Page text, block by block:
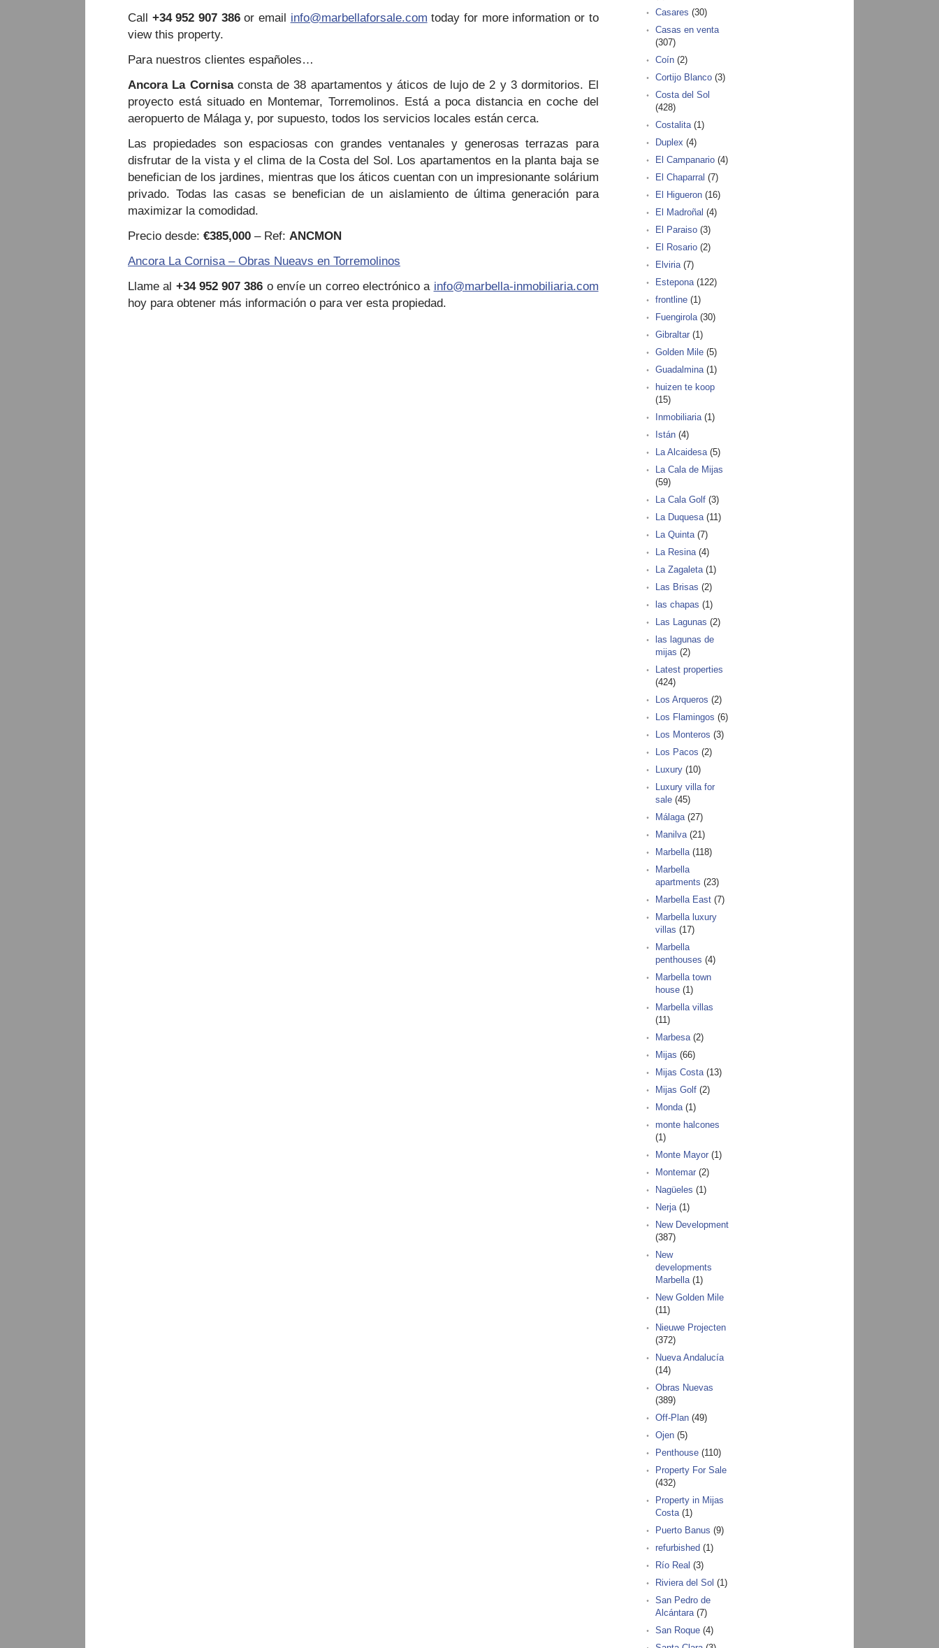
Call +34 952 907 386or email info@marbellaforsale.com today for more information or to
view this property.
Para nuestros clientes españoles…
Ancora La Cornisaconsta de 38 apartamentos y áticos de lujo de 2 y 3 dormitorios. El
proyecto está situado en Montemar, Torremolinos. Está a poca distancia en coche del
aeropuerto de Málaga y, por supuesto, todos los servicios locales están cerca.
Las propiedades son espaciosas con grandes ventanales y generosas terrazas para
disfrutar de la vista y el clima de la Costa del Sol. Los apartamentos en la planta baja se
benefician de los jardines, mientras que los áticos cuentan con un impresionante solárium
privado. Todas las casas se benefician de un aislamiento de última generación para
maximizar la comodidad.
Precio desde: €385,000 – Ref: ANCMON
Ancora La Cornisa – Obras Nueavs en Torremolinos
Llame al +34 952 907 386 o envíe un correo electrónico a info@marbella-inmobiliaria.com
hoy para obtener más información o para ver esta propiedad.
Casares (30)
Casas en venta
(307)
Coín(2)
Cortijo Blanco(3)
Costa del Sol
(428)
Costalita(1)
Duplex (4)
El Campanario(4)
El Chaparral (7)
El Higueron(16)
El Madroñal (4)
El Paraiso(3)
El Rosario(2)
Elviria(7)
Estepona(122)
frontline(1)
Fuengirola(30)
Gibraltar(1)
Golden Mile(5)
Guadalmina(1)
huizen te koop
(15)
Inmobiliaria(1)
Istán(4)
La Alcaidesa(5)
La Cala de Mijas
(59)
La Cala Golf(3)
La Duquesa(11)
La Quinta(7)
La Resina(4)
La Zagaleta(1)
Las Brisas (2)
las chapas (1)
Las Lagunas (2)
las lagunas de
mijas (2)
Latest properties
(424)
Los Arqueros (2)
Los Flamingos (6)
Los Monteros (3)
Los Pacos (2)
Luxury(10)
Luxury villa for
sale(45)
Málaga(27)
Manilva(21)
Marbella(118)
Marbella
apartments (23)
Marbella East(7)
Marbella luxury
villas (17)
Marbella
penthouses (4)
Marbella town
house(1)
Marbella villas
(11)
Marbesa(2)
Mijas (66)
Mijas Costa(13)
Mijas Golf(2)
Monda(1)
monte halcones
(1)
Monte Mayor(1)
Montemar(2)
Nagüeles (1)
Nerja(1)
New Development
(387)
New
developments
Marbella(1)
New Golden Mile
(11)
Nieuwe Projecten
(372)
Nueva Andalucía
(14)
Obras Nuevas
(389)
Off-Plan(49)
Ojen(5)
Penthouse(110)
Property For Sale
(432)
Property in Mijas
Costa(1)
Puerto Banus (9)
refurbished (1)
Río Real (3)
Riviera del Sol (1)
San Pedro de
Alcántara(7)
San Roque(4)